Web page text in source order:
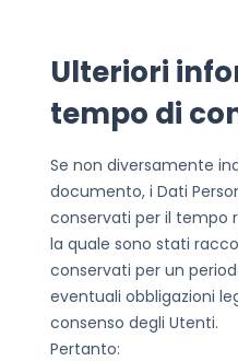
Ulteriori
tempo di
Se non diversamente
documento, i Dati
conservati per il tempo
la quale sono stati
conservati per un
eventuali obbligazioni
consenso degli Utenti.
Pertanto: